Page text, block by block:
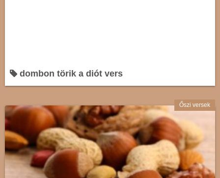
dombon törik a diót vers
Őszi versek